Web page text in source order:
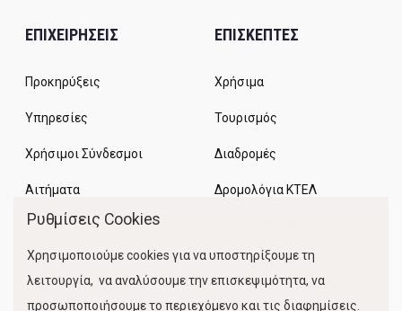
ΕΠΙΧΕΙΡΗΣΕΙΣ
Προκηρύξεις
Υπηρεσίες
Χρήσιμοι Σύνδεσμοι
Αιτήματα
ΕΠΙΣΚΕΠΤΕΣ
Χρήσιμα
Τουρισμός
Διαδρομές
Δρομολόγια ΚΤΕΛ
Κίνηση Λιμένος
Ρυθμίσεις Cookies
Χρησιμοποιούμε cookies για να υποστηρίξουμε τη
λειτουργία, να αναλύσουμε την επισκεψιμότητα, να
προσωποποιήσουμε το περιεχόμενο και τις διαφημίσεις.